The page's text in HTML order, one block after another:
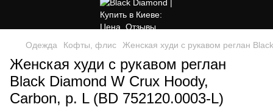
Одежда Кофты, флис Женская худи с рукавом реглан
Женская худи с рукавом реглан
Black Diamond W Crux Hoody,
Carbon, р. L (BD 752120.0003-L)